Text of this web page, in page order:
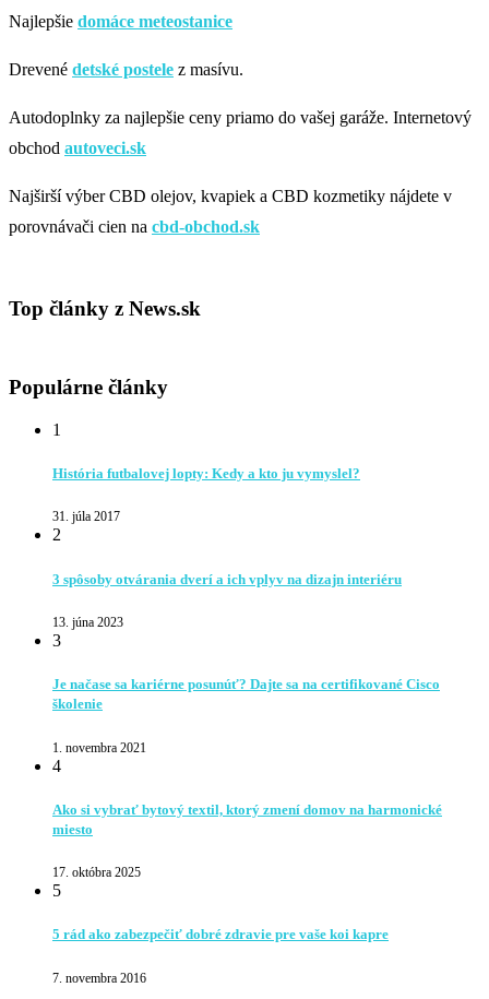
Najlepšie domáce meteostanice
Drevené detské postele z masívu.
Autodoplnky za najlepšie ceny priamo do vašej garáže. Internetový
obchod autoveci.sk
Najširší výber CBD olejov, kvapiek a CBD kozmetiky nájdete v
porovnávači cien na cbd-obchod.sk
Top články z News.sk
Populárne články
1
História futbalovej lopty: Kedy a kto ju vymyslel?
31. júla 2017
2
3 spôsoby otvárania dverí a ich vplyv na dizajn interiéru
13. júna 2023
3
Je načase sa kariérne posunúť? Dajte sa na certifikované Cisco
školenie
1. novembra 2021
4
Ako si vybrať bytový textil, ktorý zmení domov na harmonické
miesto
17. októbra 2025
5
5 rád ako zabezpečiť dobré zdravie pre vaše koi kapre
7. novembra 2016